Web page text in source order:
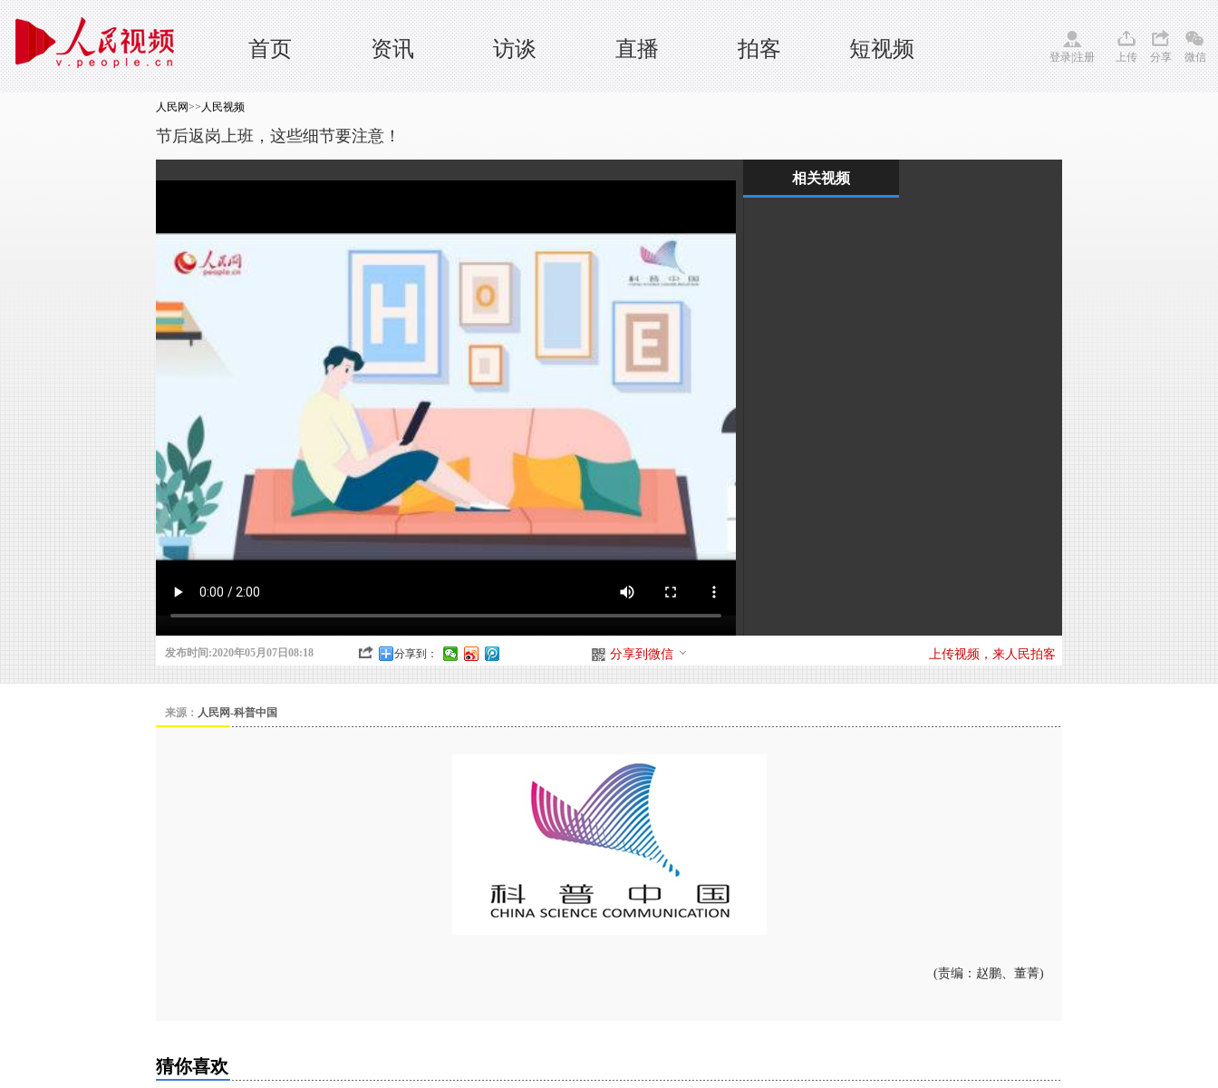
首页 资讯 访谈 直播 拍客 短视频 登录注册 上传 分享 微信
人民网>> 人民视频
节后返岗上班，这些细节要注意！
相关视频
发布时间:2020年05月07日08:18 分享到： 分享到微信 上传视频，来人民拍客
来源： 人民网-科普中国
(责编：赵鹏、董菁)
猜你喜欢